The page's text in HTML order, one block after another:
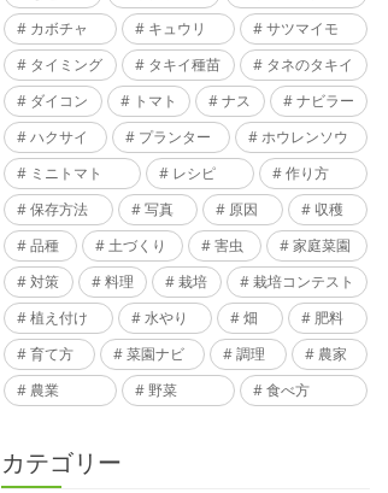
カボチャ
キュウリ
サツマイモ
タイミング
タキイ種苗
タネのタキイ
ダイコン
トマト ナス
ナビラー
ハクサイ
プランター
ホウレンソウ
ミニトマト
レシピ
作り方
保存方法
写真 原因
収穫
品種
土づくり 害虫
家庭菜園
対策
料理 栽培
栽培コンテスト
植え付け
水やり 畑
肥料
育て方
菜園ナビ 調理
農家
農業
野菜 食べ方
カテゴリー